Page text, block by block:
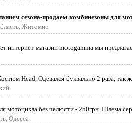
сезона-продаем комбинезоны для
Житомир
интернет-магазин motogamma мы
Head, Одевался буквально 2 раза, так
мотоцикла без челюсти - 250грн. Шлема
Одесса